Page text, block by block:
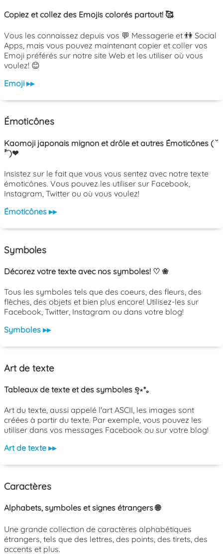
Copiez et collez des Emojis colorés partout! 🥰
Vous les connaissez depuis vos 💬 Messagerie et 👫 Social
Apps, mais vous pouvez maintenant copier et coller vos
Emoji préférés sur notre site Web et les utiliser où vous
voulez! 😊
Emoji ▸▸
Émoticônes
Kaomoji japonais mignon et drôle et autres Émoticônes ( ˘
³˘)❤
Insistez sur le fait que vous vous sentez avec notre texte
émoticônes. Vous pouvez les utiliser sur Facebook,
Instagram, Twitter ou où vous voulez!
Émoticônes ▸▸
Symboles
Décorez votre texte avec nos symboles! ♡ ❀
Tous les symboles tels que des coeurs, des fleurs, des
flèches, des objets et bien plus encore! Utilisez-les sur
Facebook, Twitter, Instagram ou dans votre blog!
Symboles ▸▸
Art de texte
Tableaux de texte et des symboles ୭̥⋆*｡
Art du texte, aussi appelé l'art ASCII, les images sont
créées à partir du texte. Par exemple, vous pouvez les
utiliser dans vos messages Facebook ou sur votre blog!
Art de texte ▸▸
Caractères
Alphabets, symboles et signes étrangers 🌐
Une grande collection de caractères alphabétiques
étrangers, tels que des lettres, des points, des tirets, des
accents et plus.